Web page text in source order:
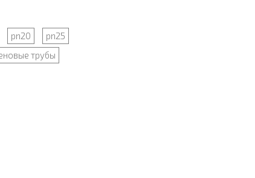
pn20
pn25
трубы